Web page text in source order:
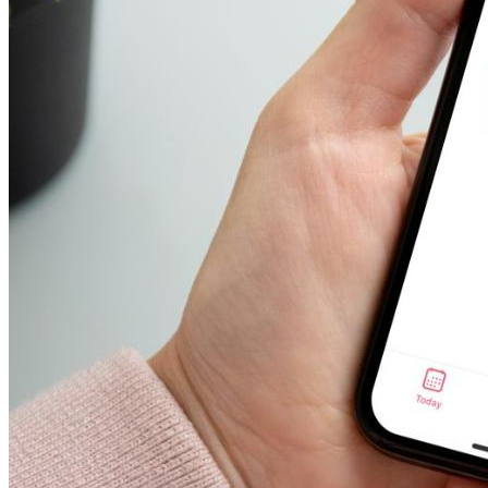
Тайвань Снова Расширил Ограничения
На Ввоз Товаров В Беларусь И Россию
Какие Навыки Станут Ключевыми
Через 10 Лет И Как Подготовиться К Ним
Сегодня
Какие Кредиты Дают В Беларуси
На Китайские Автомобили
Шипы Или Липучка? Что Выбрать В
Условиях Российской Зимы?
7 Домашних Методов Для Улучшения
Памяти И Концентрации